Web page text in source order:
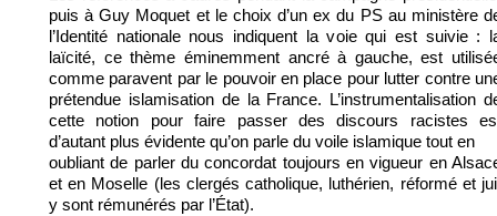
puis à Guy Moquet et le choix d’un ex du PS au ministère
l’Identité nationale nous indiquent la voie qui est suivie :
laïcité, ce thème éminemment ancré à gauche, est
comme paravent par le pouvoir en place pour lutter contre
prétendue islamisation de la France. L’instrumentalisation
cette notion pour faire passer des discours racistes
d’autant plus évidente qu’on parle du voile islamique tout en
oubliant de parler du concordat toujours en vigueur en
et en Moselle (les clergés catholique, luthérien, réformé et
y sont rémunérés par l’État).